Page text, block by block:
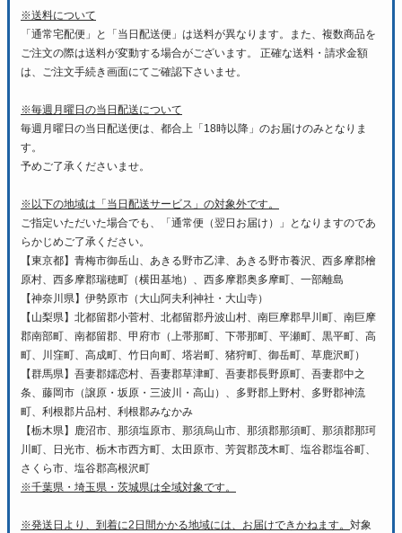
※送料について
「通常宅配便」と「当日配送便」は送料が異なります。また、複数商品を
ご注文の際は送料が変動する場合がございます。 正確な送料・請求金額
は、ご注文手続き画面にてご確認下さいませ。
※毎週月曜日の当日配送について
毎週月曜日の当日配送便は、都合上「18時以降」のお届けのみとなりま
す。
予めご了承くださいませ。
※以下の地域は「当日配送サービス」の対象外です。
ご指定いただいた場合でも、「通常便（翌日お届け）」となりますのであ
らかじめご了承ください。
【東京都】青梅市御岳山、あきる野市乙津、あきる野市養沢、西多摩郡檜
原村、西多摩郡瑞穂町（横田基地）、西多摩郡奥多摩町、一部離島
【神奈川県】伊勢原市（大山阿夫利神社・大山寺）
【山梨県】北都留郡小菅村、北都留郡丹波山村、南巨摩郡早川町、南巨摩
郡南部町、南都留郡、甲府市（上帯那町、下帯那町、平瀬町、黒平町、高
町、川窪町、高成町、竹日向町、塔岩町、猪狩町、御岳町、草鹿沢町）
【群馬県】吾妻郡嬬恋村、吾妻郡草津町、吾妻郡長野原町、吾妻郡中之
条、藤岡市（譲原・坂原・三波川・高山）、多野郡上野村、多野郡神流
町、利根郡片品村、利根郡みなかみ
【栃木県】鹿沼市、那須塩原市、那須烏山市、那須郡那須町、那須郡那珂
川町、日光市、栃木市西方町、太田原市、芳賀郡茂木町、塩谷郡塩谷町、
さくら市、塩谷郡高根沢町
※千葉県・埼玉県・茨城県は全域対象です。
※発送日より、到着に2日間かかる地域には、お届けできかねます。 対象